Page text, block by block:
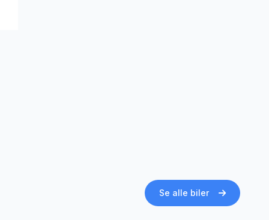
Se alle biler